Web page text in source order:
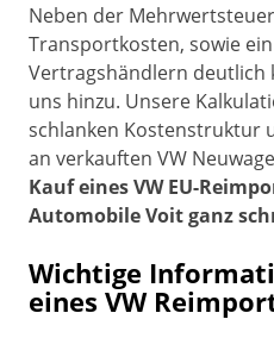
Neben der
Transportkosten, sowie
Vertragshändlern deutlich
uns hinzu. Unsere
schlanken Kostenstruktur
an verkauften VW
Kauf eines VW EU-
Automobile Voit ganz
Wichtige
eines VW